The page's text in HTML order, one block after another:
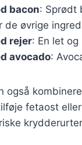
bacon: Sprødt
de øvrige
rejer: En let
avocado:
også
fetaost